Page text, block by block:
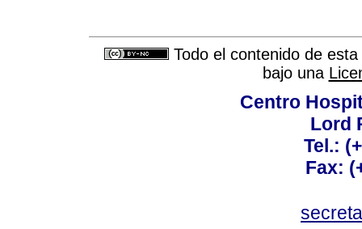
Todo el contenido de
bajo una
Centro
Lord
Tel.:
Fax: